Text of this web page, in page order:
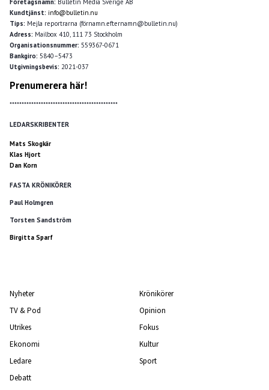
Kundtjänst: info@bulletin.nu
Tips: Mejla reportrarna (förnamn.efternamn@bulletin.nu)
Adress: Mailbox 410, 111 73 Stockholm
Organisationsnummer: 559367-0671
Bankgiro: 5840–5473
Utgivningsbevis: 2021-037
Prenumerera här!
*********************************************
LEDARSKRIBENTER
Mats Skogkär
Klas Hjort
Dan Korn
FASTA KRÖNIKÖRER
Paul Holmgren
Torsten Sandström
Birgitta Sparf
Nyheter
TV & Pod
Utrikes
Ekonomi
Ledare
Debatt
Krönikörer
Opinion
Fokus
Kultur
Sport